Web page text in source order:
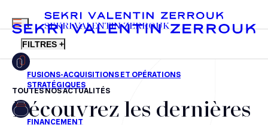
FR EN
MENU
SEKRI VALENTIN ZERROUK
FILTRES +
Fusions-acquisitions et opérations stratégiques
TOUTES NOS ACTUALITÉS
Découvrez les dernières